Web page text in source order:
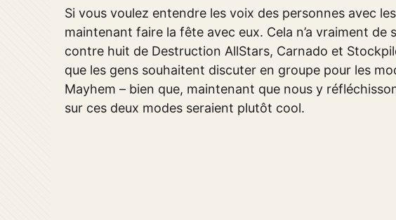
Si vous voulez entendre les voix des personnes avec
maintenant faire la fête avec eux. Cela n’a vraiment de
contre huit de Destruction AllStars, Carnado et
que les gens souhaitent discuter en groupe pour les
Mayhem – bien que, maintenant que nous y
sur ces deux modes seraient plutôt cool.